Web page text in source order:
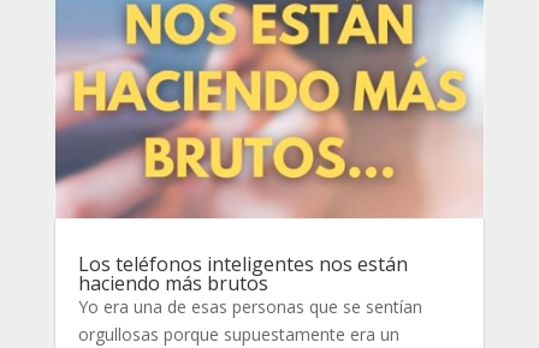
Los teléfonos inteligentes nos están
haciendo más brutos
Yo era una de esas personas que se sentían
orgullosas porque supuestamente era un